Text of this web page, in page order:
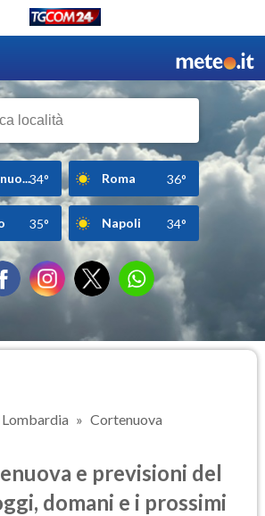
34° Roma 36°
35° Napoli 34°
Lombardia Cortenuova
e previsioni del
domani e i prossimi